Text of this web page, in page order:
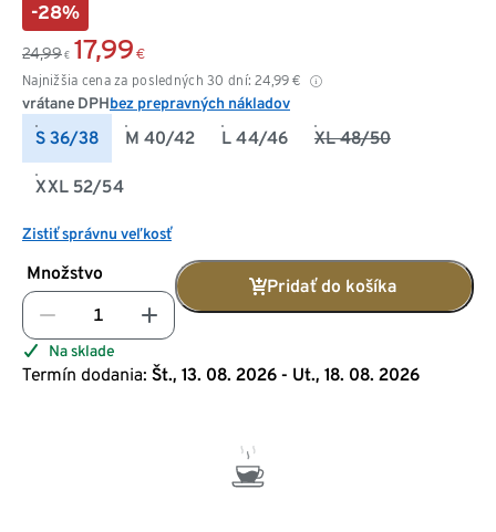
-28%
24,99 € 17,99 €
Najnižšia cena za posledných 30 dní: 24,99 €
vrátane DPHbez prepravných nákladov
S 36/38 M 40/42 L 44/46 XL 48/50
XXL 52/54
Zistiť správnu veľkosť
Množstvo
Pridať do košíka
Na sklade
Termín dodania: Št., 13. 08. 2026 - Ut., 18. 08. 2026